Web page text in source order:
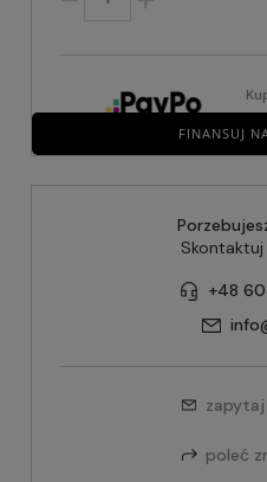
FINANSUJ
Skontaktuj
+48
poleć